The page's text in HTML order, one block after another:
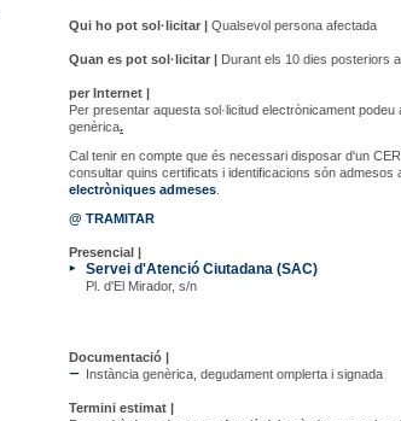
Qui ho pot sol·licitar | Qualsevol persona afectada
Quan es pot sol·licitar | Durant els 10 dies posteriors
per Internet |
Per presentar aquesta sol·licitud electrònicament podeu
genèrica.
Cal tenir en compte que és necessari disposar d'un
consultar quins certificats i identificacions són admesos
electròniques admeses
@ TRAMITAR
Presencial |
Servei d'Atenció Ciutadana (SAC)
Pl. d'El Mirador, s/n
Documentació |
Instància genèrica, degudament omplerta i signada
Termini estimat |